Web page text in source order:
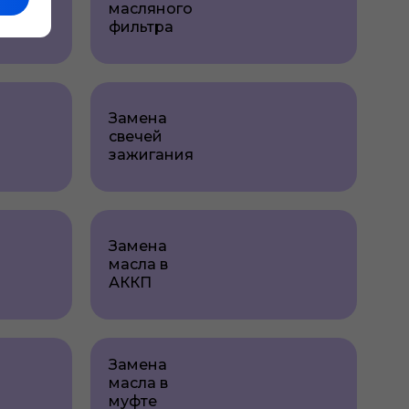
масляного
фильтра
Замена
свечей
зажигания
Замена
масла в
АККП
Замена
масла в
муфте